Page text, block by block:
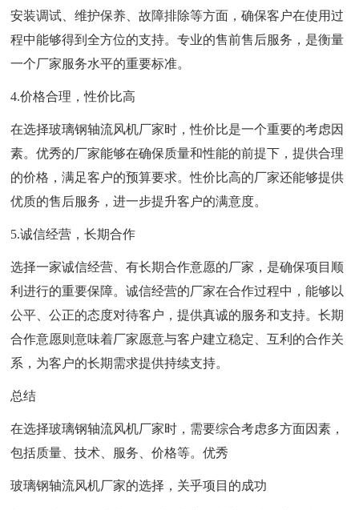
安装调试、维护保养、故障排除等方面，确保客户在使用过
程中能够得到全方位的支持。专业的售前售后服务，是衡量
一个厂家服务水平的重要标准。
4.价格合理，性价比高
在选择玻璃钢轴流风机厂家时，性价比是一个重要的考虑因
素。优秀的厂家能够在确保质量和性能的前提下，提供合理
的价格，满足客户的预算要求。性价比高的厂家还能够提供
优质的售后服务，进一步提升客户的满意度。
5.诚信经营，长期合作
选择一家诚信经营、有长期合作意愿的厂家，是确保项目顺
利进行的重要保障。诚信经营的厂家在合作过程中，能够以
公平、公正的态度对待客户，提供真诚的服务和支持。长期
合作意愿则意味着厂家愿意与客户建立稳定、互利的合作关
系，为客户的长期需求提供持续支持。
总结
在选择玻璃钢轴流风机厂家时，需要综合考虑多方面因素，
包括质量、技术、服务、价格等。优秀
玻璃钢轴流风机厂家的选择，关乎项目的成功